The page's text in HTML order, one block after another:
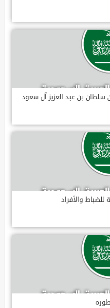
سلطان بن عبد العزيز آل سعود
للضباط والأفراد